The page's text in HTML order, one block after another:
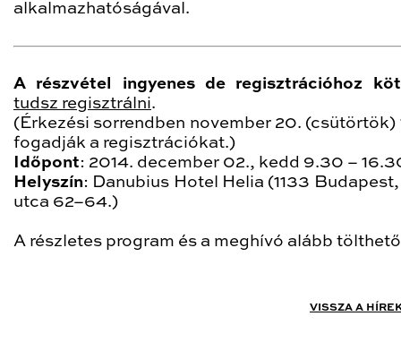
alkalmazhatóságával.
A részvétel ingyenes de regisztrációhoz
tudsz regisztrálni.
(Érkezési sorrendben november 20. (csütörtök)
fogadják a regisztrációkat.)
Időpont: 2014. december 02., kedd 9.30 –
Helyszín: Danubius Hotel Helia (1133
utca 62–64.)
A részletes program és a meghívó alább
VISSZA A